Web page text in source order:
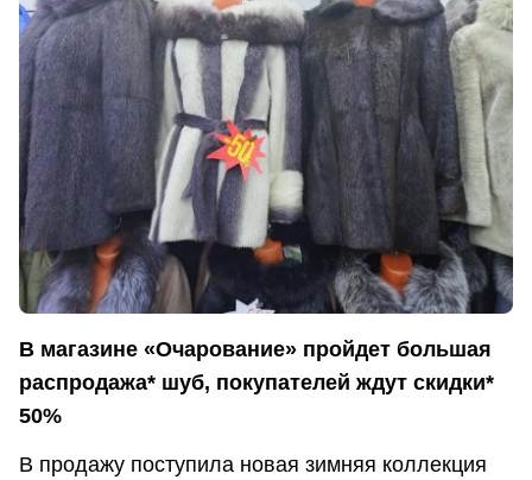
В магазине «Очарование» пройдет большая
распродажа* шуб, покупателей ждут скидки*
50%
В продажу поступила новая зимняя коллекция